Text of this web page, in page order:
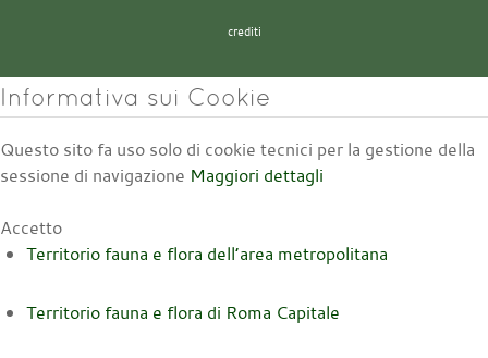
crediti
Informativa sui Cookie
Questo sito fa uso solo di cookie tecnici per la gestione della
sessione di navigazione Maggiori dettagli
Accetto
Territorio fauna e flora dell’area metropolitana
Territorio fauna e flora di Roma Capitale